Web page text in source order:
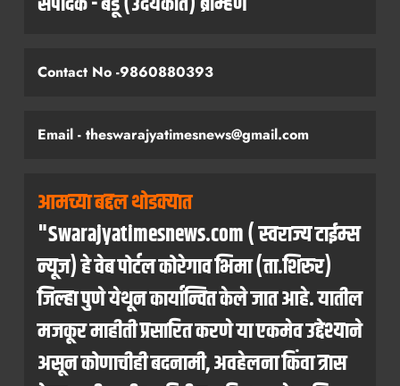
Contact No -9860880393
Email - theswarajyatimesnews@gmail.com
आमच्या बद्दल थोडक्यात
"Swarajyatimesnews.com ( स्वराज्य टाईम्स
न्यूज) हे वेब पोर्टल कोरेगाव भिमा (ता.शिरुर)
जिल्हा पुणे येथून कार्यान्वित केले जात आहे. यातील
मजकूर माहीती प्रसारित करणे या एकमेव उद्देश्याने
असून कोणाचीही बदनामी, अवहेलना किंवा त्रास